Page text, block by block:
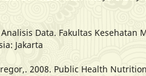
Analisis Data. Fakultas Kesehatan
Jakarta
2008. Public Health